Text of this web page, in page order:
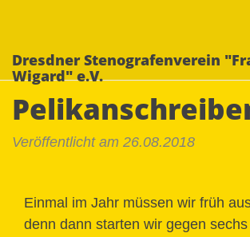
Dresdner Stenografenverein
Wigard" e.V.
Veröffentlicht am 26.08.2018
Einmal im Jahr müssen wir früh
denn dann starten wir gegen